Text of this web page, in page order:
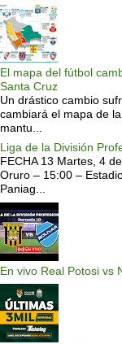
El mapa del fútbol
Santa Cruz
Un drástico cambio
cambiará el mapa de
mantu...
Liga de la División
FECHA 13 Martes, 4
Oruro – 15:00 –
Paniag...
En vivo Real Potosi vs